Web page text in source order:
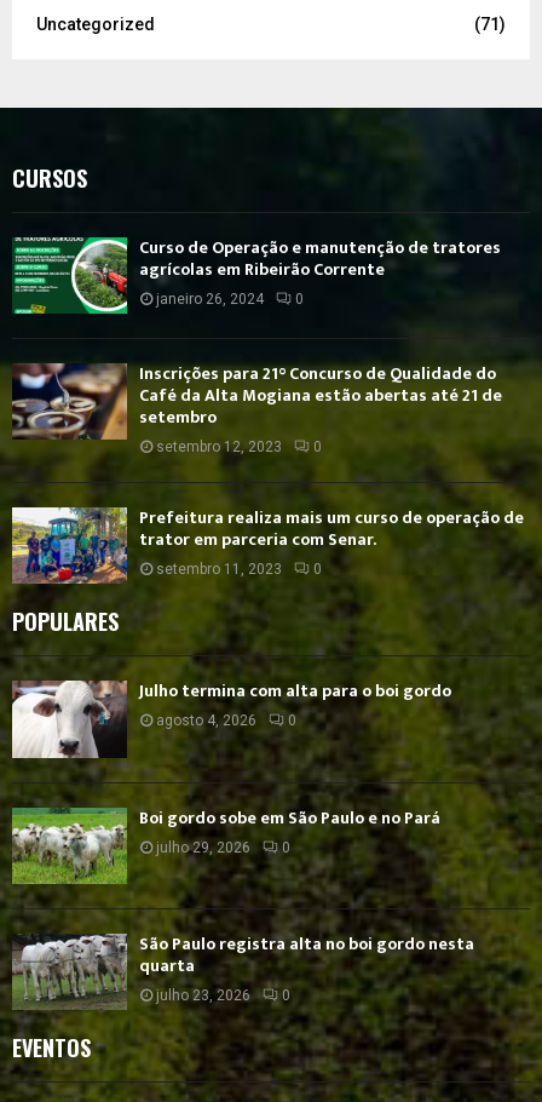
Uncategorized
(71)
CURSOS
Curso de Operação e manutenção de tratores
agrícolas em Ribeirão Corrente
janeiro 26, 2024 0
Inscrições para 21° Concurso de Qualidade do
Café da Alta Mogiana estão abertas até 21 de
setembro
setembro 12, 2023 0
Prefeitura realiza mais um curso de operação de
trator em parceria com Senar.
setembro 11, 2023 0
POPULARES
Julho termina com alta para o boi gordo
agosto 4, 2026 0
Boi gordo sobe em São Paulo e no Pará
julho 29, 2026 0
São Paulo registra alta no boi gordo nesta
quarta
julho 23, 2026 0
EVENTOS